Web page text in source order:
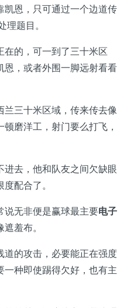
恩，只可通过一个边道传
题目。
的，可一到了三十米区
，或者外围一脚远射看看
三十米区域，传来传去像
磨洋工，射门要么打飞，
去，他和队友之间欠缺眼
配合了。
无非便是赢球最主要电子
羞布。
的攻击，必要能正在强度
种即使踢得欠好，也有主